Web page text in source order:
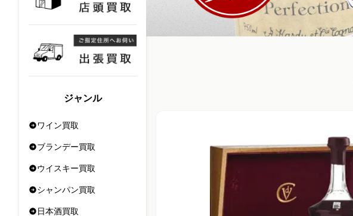
ジャンル
ワイン買取
ブランデー買取
ウイスキー買取
シャンパン買取
日本酒買取